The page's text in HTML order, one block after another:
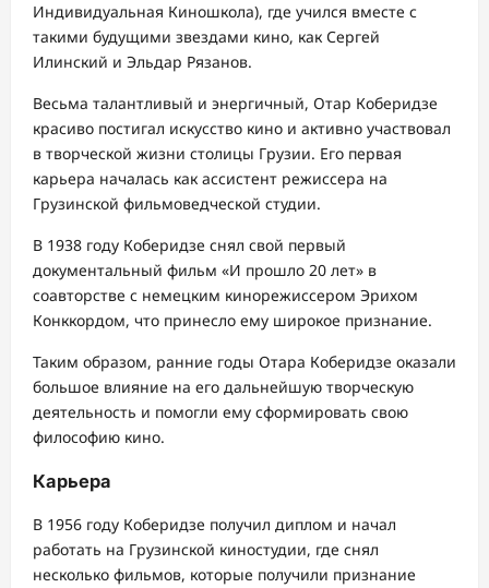
Индивидуальная Киношкола), где учился вместе с
такими будущими звездами кино, как Сергей
Илинский и Эльдар Рязанов.
Весьма талантливый и энергичный, Отар Коберидзе
красиво постигал искусство кино и активно участвовал
в творческой жизни столицы Грузии. Его первая
карьера началась как ассистент режиссера на
Грузинской фильмоведческой студии.
В 1938 году Коберидзе снял свой первый
документальный фильм «И прошло 20 лет» в
соавторстве с немецким кинорежиссером Эрихом
Конккордом, что принесло ему широкое признание.
Таким образом, ранние годы Отара Коберидзе оказали
большое влияние на его дальнейшую творческую
деятельность и помогли ему сформировать свою
философию кино.
Карьера
В 1956 году Коберидзе получил диплом и начал
работать на Грузинской киностудии, где снял
несколько фильмов, которые получили признание